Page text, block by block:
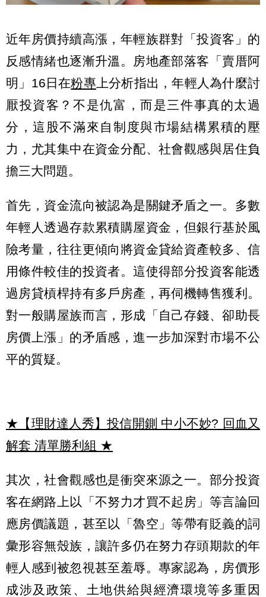
近年房價持續高漲，年輕族群對「投資客」的
反感情緒也逐漸升溫。房地產部落客「賣厝阿
明」16日在粉專 上分析指出，年輕人為什麼討
厭投資客？不是仇富，而是三件事真的太過
分，這股不滿來自制度與市場結構累積的壓
力，尤其集中在資金分配、社會觀感與居住負
擔三大問題。
首先，資金流向被認為是關鍵矛盾之一。多數
年輕人透過存款累積購屋資金，但銀行基於風
險考量，往往更傾向將資金貸給資產較多、信
用條件較佳的投資者。這使得部分投資客能透
過房貸槓桿持有多戶房產，再伺機轉售獲利。
對一般購屋族而言，形成「自己存錢、卻助長
房價上漲」的矛盾感，進一步加深對市場不公
平的質疑。
★【理財達人秀】投信開鍘 中小不妙? 回血又
解套 清單勝利組 ★
其次，社會觀感也是衝突來源之一。部分投資
客在網路上以「不努力才買不起房」等言論回
應房價議題，甚至以「魯空」等帶有貶義的詞
彙形容無殼族，讓許多仍在努力存頭期款的年
輕人感到被忽視甚至羞辱。專家認為，房價形
成涉及政策、土地供給與經濟環境等多重因